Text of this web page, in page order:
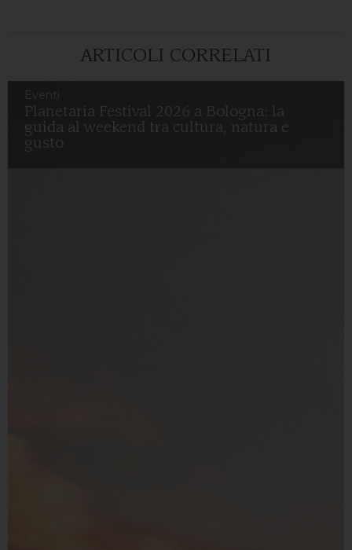
ARTICOLI CORRELATI
Eventi
Planetaria Festival 2026 a Bologna: la
guida al weekend tra cultura, natura e
gusto